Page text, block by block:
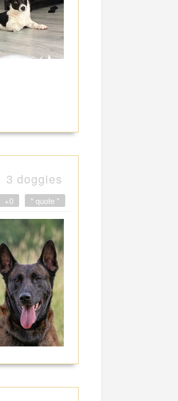
3 doggies
" quote "
+0